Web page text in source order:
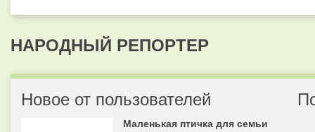
НАРОДНЫЙ РЕПОРТЕР
Новое от пользователей
Маленькая птичка для семьи